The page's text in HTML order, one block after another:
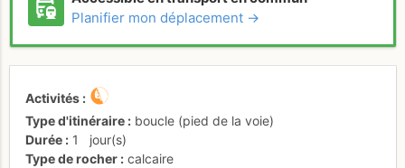
Planifier mon déplacement →
Activités
Type d'itinéraire
boucle (pied de la voie)
Durée
1
jour(s)
Type de rocher
calcaire